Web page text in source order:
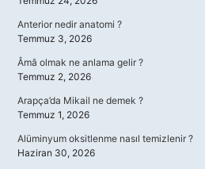
Anterior nedir anatomi ?
Temmuz 3, 2026
Âmâ olmak ne anlama gelir ?
Temmuz 2, 2026
Arapça’da Mikail ne demek ?
Temmuz 1, 2026
Alüminyum oksitlenme nasıl temizlenir ?
Haziran 30, 2026